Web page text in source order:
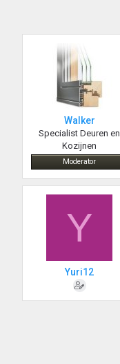
Walker
Specialist Deuren en
Kozijnen
Moderator
Y
Yuri12